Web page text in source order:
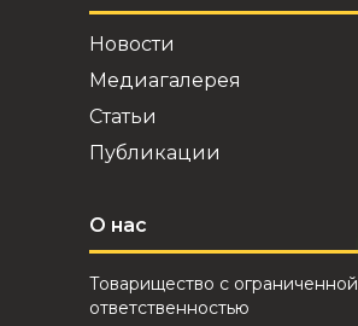
Новости
Медиагалерея
Статьи
Публикации
О нас
Товарищество с ограниченной
ответственностью